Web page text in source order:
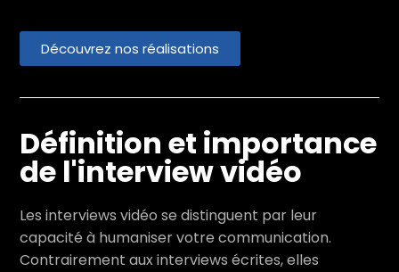
Découvrez nos réalisations
Définition et importance
de l'interview vidéo
Les interviews vidéo se distinguent par leur
capacité à humaniser votre communication.
Contrairement aux interviews écrites, elles